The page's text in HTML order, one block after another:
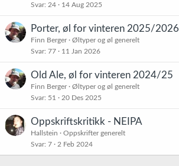
Svar 24 14 Aug 2025
Porter, øl for vinteren 2025/2026
Finn Berger
Øltyper og øl generelt
Svar 77 11 Jan 2026
Old Ale, øl for vinteren 2024/25
Finn Berger
Øltyper og øl generelt
Svar 51 20 Des 2025
Oppskriftskritikk - NEIPA
Hallstein
Oppskrifter generelt
Svar 7 2 Feb 2024